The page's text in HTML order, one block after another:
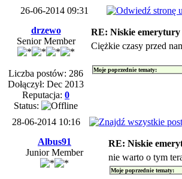
26-06-2014 09:31
drzewo
Senior Member
Liczba postów: 286
Dołączył: Dec 2013
Reputacja: 0
Status:
RE: Niskie emerytury
Ciężkie czasy przed
Moje poprzednie tematy:
28-06-2014 10:16
Albus91
Junior Member
RE: Niskie
nie warto o tym
Moje poprzednie tematy: